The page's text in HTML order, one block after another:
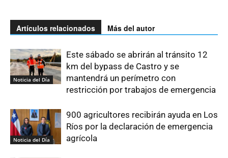
Artículos relacionados Más del autor
Noticia del Día
Este sábado se abrirán al tránsito 12
km del bypass de Castro y se
mantendrá un perímetro con
restricción por trabajos de emergencia
Noticia del Día
900 agricultores recibirán ayuda en Los
Ríos por la declaración de emergencia
agrícola